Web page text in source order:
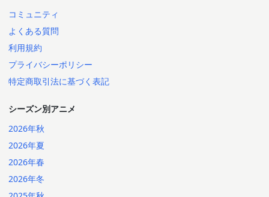
コミュニティ
よくある質問
利用規約
プライバシーポリシー
特定商取引法に基づく表記
シーズン別アニメ
2026年秋
2026年夏
2026年春
2026年冬